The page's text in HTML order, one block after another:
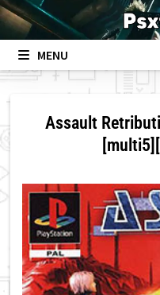
Skip
to
contentMENU
Assault